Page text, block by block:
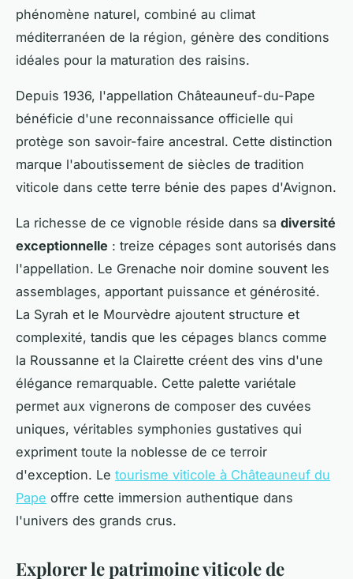
phénomène naturel, combiné au climat
méditerranéen de la région, génère des conditions
idéales pour la maturation des raisins.
Depuis 1936, l'appellation Châteauneuf-du-Pape
bénéficie d'une reconnaissance officielle qui
protège son savoir-faire ancestral. Cette distinction
marque l'aboutissement de siècles de tradition
viticole dans cette terre bénie des papes d'Avignon.
La richesse de ce vignoble réside dans sa diversité
exceptionnelle : treize cépages sont autorisés dans
l'appellation. Le Grenache noir domine souvent les
assemblages, apportant puissance et générosité.
La Syrah et le Mourvèdre ajoutent structure et
complexité, tandis que les cépages blancs comme
la Roussanne et la Clairette créent des vins d'une
élégance remarquable. Cette palette variétale
permet aux vignerons de composer des cuvées
uniques, véritables symphonies gustatives qui
expriment toute la noblesse de ce terroir
d'exception. Le tourisme viticole à Châteauneuf du
Pape offre cette immersion authentique dans
l'univers des grands crus.
Explorer le patrimoine viticole de